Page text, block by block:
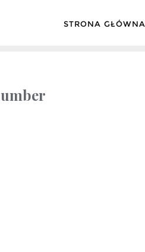
STRONA GŁÓWNA